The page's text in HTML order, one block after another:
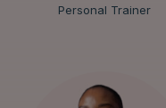
Personal Trainer